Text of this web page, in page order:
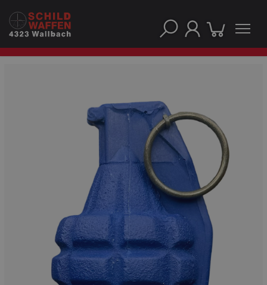
NOS PRINCIPALES MARQUES
NOS CATÉGORIES PRINCIPALES
Munitions